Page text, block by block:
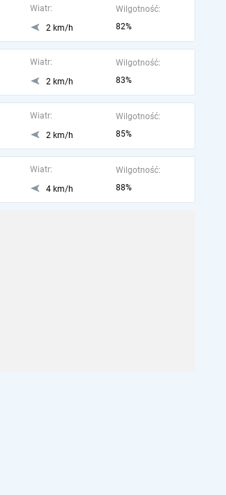
Wiatr:
2 km/h
Wilgotność:
82%
Wiatr:
2 km/h
Wilgotność:
83%
Wiatr:
2 km/h
Wilgotność:
85%
Wiatr:
4 km/h
Wilgotność:
88%